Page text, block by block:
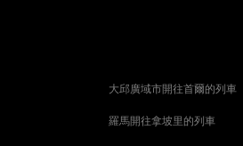
大邱廣域市開往首爾的列車
羅馬開往拿坡里的列車